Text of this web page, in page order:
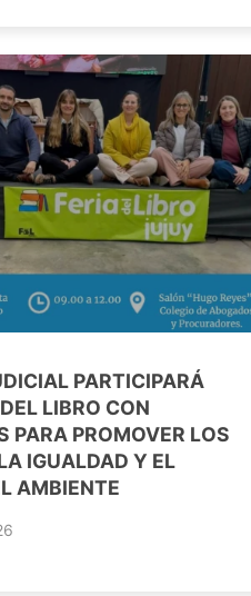
PARTICIPARÁ
LIBRO CON
PARA PROMOVER LOS
IGUALDAD Y EL
AMBIENTE